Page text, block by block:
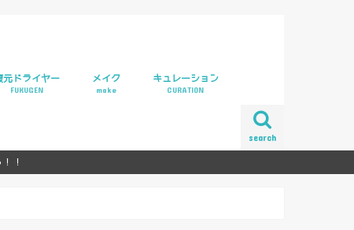
search
元ドライヤー
FUKUGEN
メイク
make
キュレーション
CURATION
！